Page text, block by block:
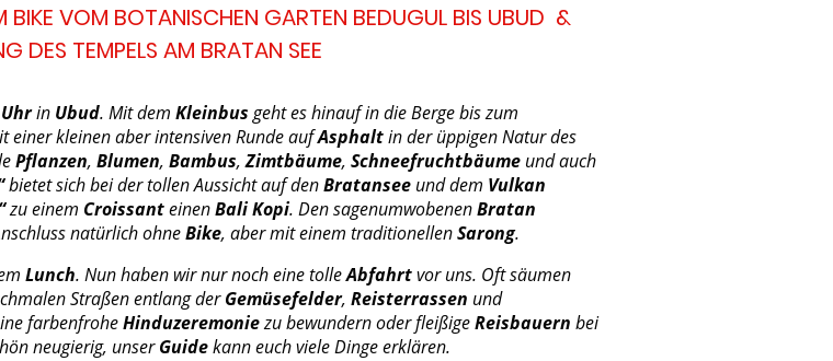
BIKE VOM BOTANISCHEN GARTEN BEDUGUL BIS UBUD &
DES TEMPELS AM BRATAN SEE
in Ubud. Mit dem Kleinbus geht es hinauf in die Berge bis zum
einer kleinen aber intensiven Runde aufAsphaltin der üppigen Natur des
Pflanzen, Blumen, Bambus,Zimtbäume, Schneefruchtbäume und auch
bietet sich bei der tollen Aussicht auf denBratansee und dem Vulkan
zu einem CroissanteinenBali Kopi. Den sagenumwobenenBratan
natürlich ohneBike, aber mit einem traditionellenSarong.
Lunch. Nun haben wir nur noch eine tolleAbfahrtvor uns. Oft säumen
Straßen entlang derGemüsefelder, Reisterrassen und
farbenfroheHinduzeremoniezu bewundern oder fleißigeReisbauern bei
neugierig, unserGuidekann euch viele Dinge erklären.